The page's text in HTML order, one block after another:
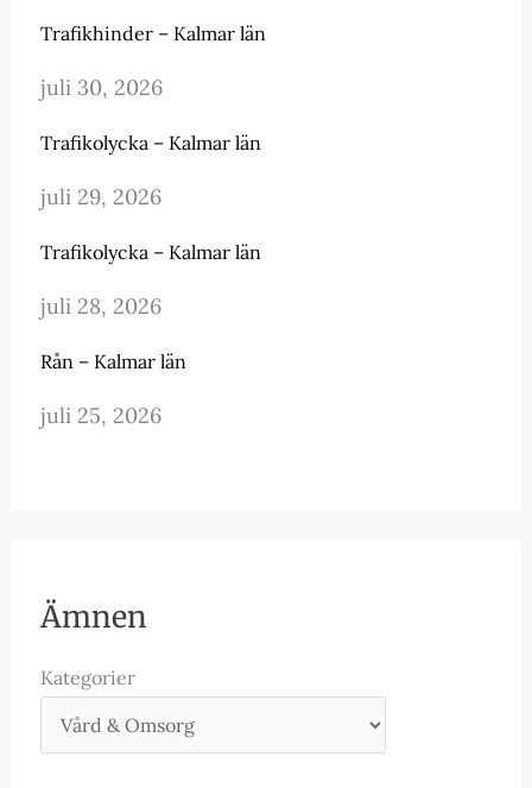
Trafikhinder – Kalmar län
juli 30, 2026
Trafikolycka – Kalmar län
juli 29, 2026
Trafikolycka – Kalmar län
juli 28, 2026
Rån – Kalmar län
juli 25, 2026
Ämnen
Kategorier